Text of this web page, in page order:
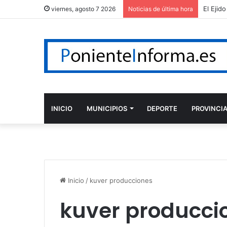
viernes, agosto 7 2026 Noticias de última hora
INICIO MUNICIPIOS DEPORTE PROVINCIA
Inicio / kuver producciones
kuver